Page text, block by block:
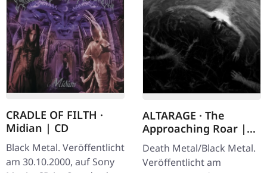
CRADLE OF FILTH ·
Midian | CD
Black Metal. Veröffentlicht
am 30.10.2000, auf Sony
ALTARAGE · The
Approaching Roar |
DIGIPAK CD
Death Metal/Black Metal.
Veröffentlicht am